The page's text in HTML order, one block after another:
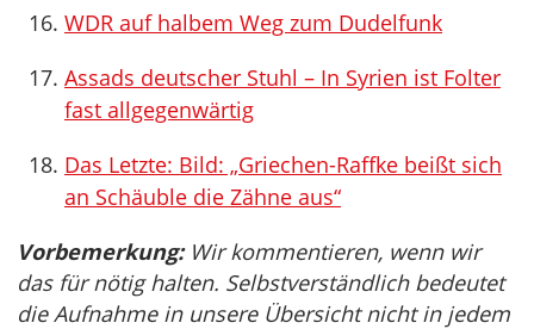
WDR auf halbem Weg zum Dudelfunk
Assads deutscher Stuhl – In Syrien ist Folter
fast allgegenwärtig
Das Letzte: Bild: „Griechen-Raffke beißt sich
an Schäuble die Zähne aus“
Vorbemerkung:Wir kommentieren, wenn wir
das für nötig halten. Selbstverständlich bedeutet
die Aufnahme in unsere Übersicht nicht in jedem